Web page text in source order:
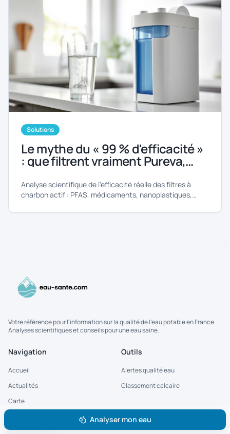
Analyser mon eau
Solutions
Le mythe du « 99 % d'efficacité »
: que filtrent vraiment Pureva,
Analyse scientifique de l'efficacité réelle des filtres à
charbon actif : PFAS, médicaments, nanoplastiques,
Votre référence pour l'information sur la qualité de l'eau potable en France.
Analyses scientifiques et conseils pour une eau saine.
Navigation
Accueil
Actualités
Carte
Analyser mon eau
Outils
Alertes qualité eau
Classement calcaire